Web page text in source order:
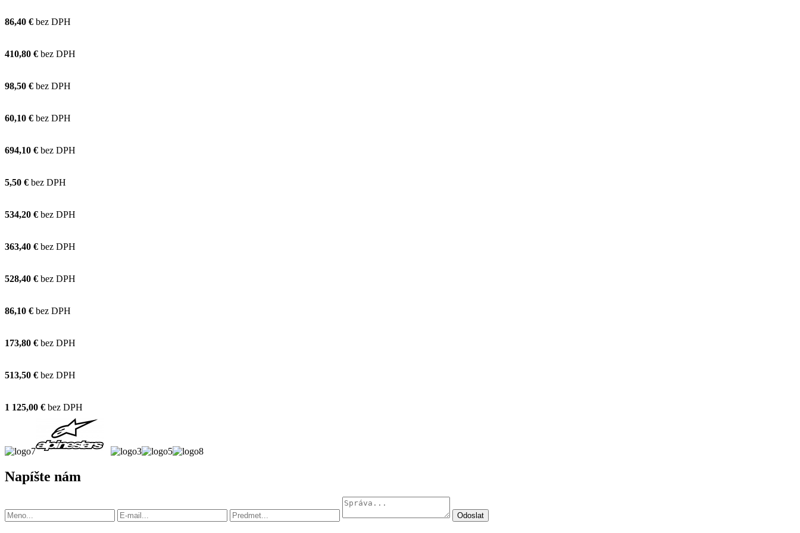
86,40 € bez DPH
410,80 € bez DPH
98,50 € bez DPH
60,10 € bez DPH
694,10 € bez DPH
5,50 € bez DPH
534,20 € bez DPH
363,40 € bez DPH
528,40 € bez DPH
86,10 € bez DPH
173,80 € bez DPH
513,50 € bez DPH
1 125,00 € bez DPH
Napíšte nám